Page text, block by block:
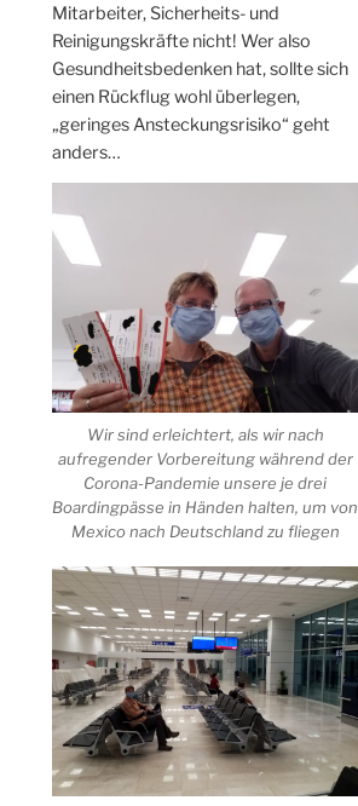
Mitarbeiter, Sicherheits- und
Reinigungskräfte nicht! Wer also
Gesundheitsbedenken hat, sollte sich
einen Rückflug wohl überlegen,
„geringes Ansteckungsrisiko“ geht
anders…
Wir sind erleichtert, als wir nach
aufregender Vorbereitung während der
Corona-Pandemie unsere je drei
Boardingpässe in Händen halten, um von
Mexico nach Deutschland zu fliegen